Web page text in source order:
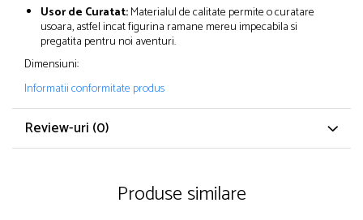
Usor de Curatat:Materialul de calitate permite o curatare
usoara, astfel incat figurina ramane mereu impecabila si
pregatita pentru noi aventuri.
Dimensiuni:
Informatii conformitate produs
Review-uri (0)
Produse similare